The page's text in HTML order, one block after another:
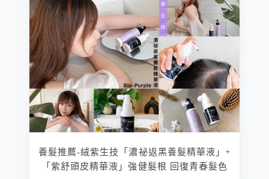
養髮推薦-絨紫生技「濃祕返黑養髮精華液」+
「紫舒頭皮精華液」強健髮根 回復青春髮色